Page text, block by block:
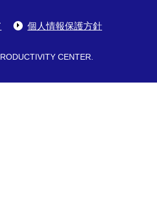
個人情報保護方針
CENTER.